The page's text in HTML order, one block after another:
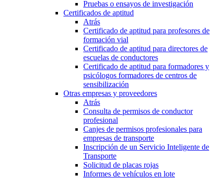
Pruebas o ensayos de investigación
Certificados de aptitud
Atrás
Certificado de aptitud para profesores de
formación vial
Certificado de aptitud para directores de
escuelas de conductores
Certificado de aptitud para formadores y
psicólogos formadores de centros de
sensibilización
Otras empresas y proveedores
Atrás
Consulta de permisos de conductor
profesional
Canjes de permisos profesionales para
empresas de transporte
Inscripción de un Servicio Inteligente de
Transporte
Solicitud de placas rojas
Informes de vehículos en lote